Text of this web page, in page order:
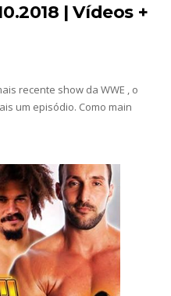
| Vídeos +
recente show da WWE , o
um episódio. Como main